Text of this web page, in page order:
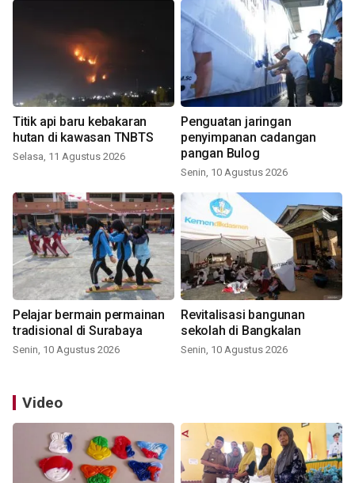
Titik api baru kebakaran
hutan di kawasan TNBTS
Selasa, 11 Agustus 2026
Penguatan jaringan
penyimpanan cadangan
pangan Bulog
Senin, 10 Agustus 2026
Pelajar bermain permainan
tradisional di Surabaya
Senin, 10 Agustus 2026
Revitalisasi bangunan
sekolah di Bangkalan
Senin, 10 Agustus 2026
Video